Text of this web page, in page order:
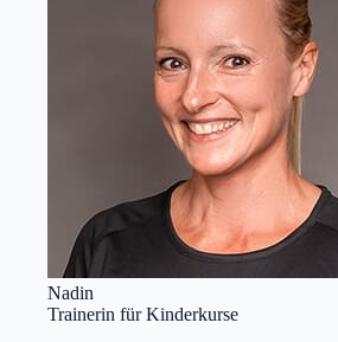
Nadin
Trainerin für Kinderkurse